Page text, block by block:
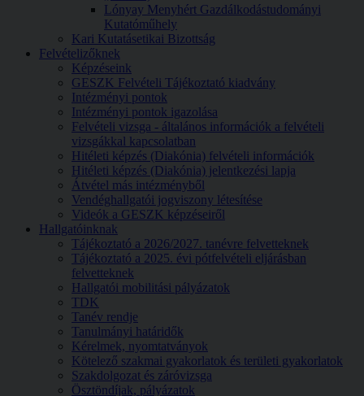
Lónyay Menyhért Gazdálkodástudományi
Kutatóműhely
Kari Kutatásetikai Bizottság
Felvételizőknek
Képzéseink
GESZK Felvételi Tájékoztató kiadvány
Intézményi pontok
Intézményi pontok igazolása
Felvételi vizsga - általános információk a felvételi
vizsgákkal kapcsolatban
Hitéleti képzés (Diakónia) felvételi információk
Hitéleti képzés (Diakónia) jelentkezési lapja
Átvétel más intézményből
Vendéghallgatói jogviszony létesítése
Videók a GESZK képzéseiről
Hallgatóinknak
Tájékoztató a 2026/2027. tanévre felvetteknek
Tájékoztató a 2025. évi pótfelvételi eljárásban
felvetteknek
Hallgatói mobilitási pályázatok
TDK
Tanév rendje
Tanulmányi határidők
Kérelmek, nyomtatványok
Kötelező szakmai gyakorlatok és területi gyakorlatok
Szakdolgozat és záróvizsga
Ösztöndíjak, pályázatok